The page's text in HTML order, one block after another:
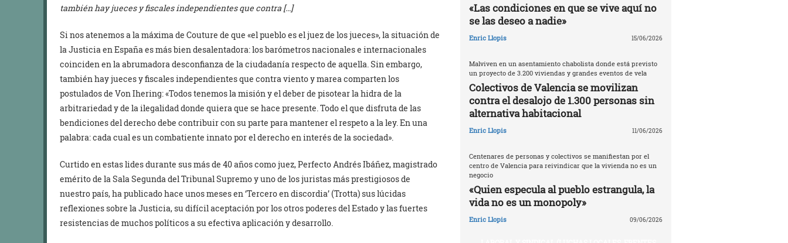
también hay jueces y fiscales independientes que contra […]
Si nos atenemos a la máxima de Couture de que «el pueblo es el juez de los jueces», la situación de
la Justicia en España es más bien desalentadora: los barómetros nacionales e internacionales
coinciden en la abrumadora desconfianza de la ciudadanía respecto de aquella. Sin embargo,
también hay jueces y fiscales independientes que contra viento y marea comparten los
postulados de Von Ihering: «Todos tenemos la misión y el deber de pisotear la hidra de la
arbitrariedad y de la ilegalidad donde quiera que se hace presente. Todo el que disfruta de las
bendiciones del derecho debe contribuir con su parte para mantener el respeto a la ley. En una
palabra: cada cual es un combatiente innato por el derecho en interés de la sociedad».
Curtido en estas lides durante sus más de 40 años como juez, Perfecto Andrés Ibáñez, magistrado
emérito de la Sala Segunda del Tribunal Supremo y uno de los juristas más prestigiosos de
nuestro país, ha publicado hace unos meses en ‘Tercero en discordia’ (Trotta) sus lúcidas
reflexiones sobre la Justicia, su difícil aceptación por los otros poderes del Estado y las fuertes
resistencias de muchos políticos a su efectiva aplicación y desarrollo.
«Las condiciones en que se vive aquí no
se las deseo a nadie»
Enric Llopis 15/06/2026
Malviven en un asentamiento chabolista donde está previsto
un proyecto de 3.200 viviendas y grandes eventos de vela
Colectivos de Valencia se movilizan
contra el desalojo de 1.300 personas sin
alternativa habitacional
Enric Llopis 11/06/2026
Centenares de personas y colectivos se manifiestan por el
centro de Valencia para reivindicar que la vivienda no es un
negocio
«Quien especula al pueblo estrangula, la
vida no es un monopoly»
Enric Llopis 09/06/2026